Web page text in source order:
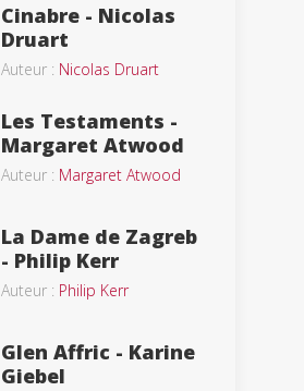
Cinabre - Nicolas
Druart
Auteur : Nicolas Druart
Les Testaments -
Margaret Atwood
Auteur : Margaret Atwood
La Dame de Zagreb
- Philip Kerr
Auteur : Philip Kerr
Glen Affric - Karine
Giebel